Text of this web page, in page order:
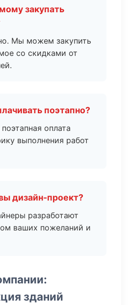
закупать
Мы можем закупить
со скидками от
поэтапно?
оплата
выполнения работ
дизайн-проект?
разработают
ваших пожеланий и
зданий